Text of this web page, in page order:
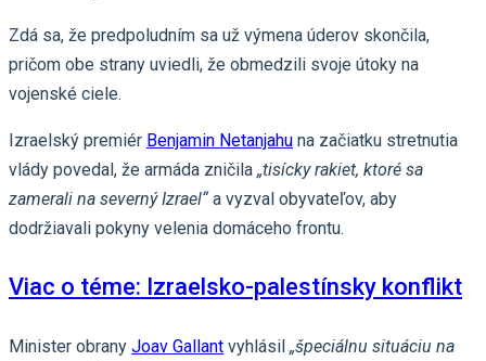
Zdá sa, že predpoludním sa už výmena úderov skončila,
pričom obe strany uviedli, že obmedzili svoje útoky na
vojenské ciele.
Izraelský premiér Benjamin Netanjahu na začiatku stretnutia
vlády povedal, že armáda zničila „tisícky rakiet, ktoré sa
zamerali na severný Izrael“a vyzval obyvateľov, aby
dodržiavali pokyny velenia domáceho frontu.
Viac o téme: Izraelsko-palestínsky konflikt
Minister obrany Joav Gallant vyhlásil „špeciálnu situáciu na